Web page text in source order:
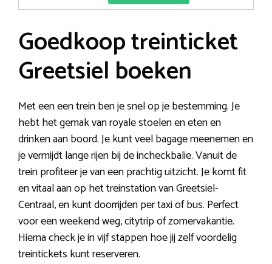
Goedkoop treinticket
Greetsiel boeken
Met een een trein ben je snel op je bestemming. Je
hebt het gemak van royale stoelen en eten en
drinken aan boord. Je kunt veel bagage meenemen en
je vermijdt lange rijen bij de incheckbalie. Vanuit de
trein profiteer je van een prachtig uitzicht. Je komt fit
en vitaal aan op het treinstation van Greetsiel-
Centraal, en kunt doorrijden per taxi of bus. Perfect
voor een weekend weg, citytrip of zomervakantie.
Hierna check je in vijf stappen hoe jij zelf voordelig
treintickets kunt reserveren.